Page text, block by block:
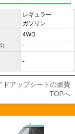
レギュラー
ガソリン
4WD
-
-
アップシートの燃費
TOPへ